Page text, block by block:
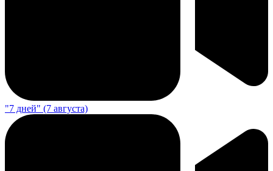
"7 дней" (7 августа)